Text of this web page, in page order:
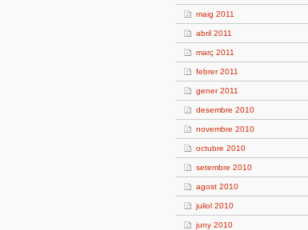
maig 2011
abril 2011
març 2011
febrer 2011
gener 2011
desembre 2010
novembre 2010
octubre 2010
setembre 2010
agost 2010
juliol 2010
juny 2010